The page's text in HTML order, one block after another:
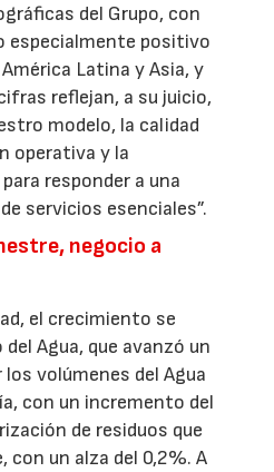
del Grupo, con
especialmente positivo
Latina y Asia, y
reflejan, a su juicio,
modelo, la calidad
operativa y la
responder a una
servicios esenciales”.
negocio a
el crecimiento se
Agua, que avanzó un
volúmenes del Agua
con un incremento del
de residuos que
con un alza del 0,2%. A